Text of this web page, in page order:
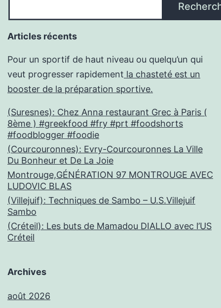
Articles récents
Pour un sportif de haut niveau ou quelqu’un qui
veut progresser rapidement la chasteté est un
booster de la préparation sportive.
(Suresnes): Chez Anna restaurant Grec à Paris (
8ème ) #greekfood #fry #prt #foodshorts
#foodblogger #foodie
(Courcouronnes): Evry-Courcouronnes La Ville
Du Bonheur et De La Joie
Montrouge,GÉNÉRATION 97 MONTROUGE AVEC
LUDOVIC BLAS
(Villejuif): Techniques de Sambo – U.S.Villejuif
Sambo
(Créteil): Les buts de Mamadou DIALLO avec l’US
Créteil
Archives
août 2026